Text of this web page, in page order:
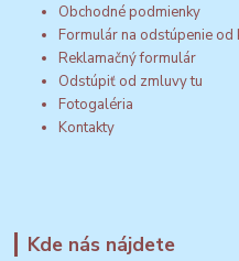
Obchodné podmienky
Formulár na odstúpenie od
Reklamačný formulár
Odstúpiť od zmluvy tu
Fotogaléria
Kontakty
Kde nás nájdete